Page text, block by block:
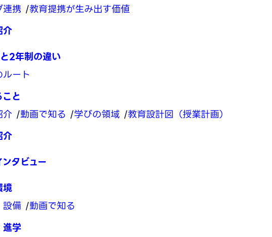
連携 教育提携が生み出す価値
介
2年制の違い
ート
と
介 動画で知る 学びの領域 教育設計図（授業計画）
介
タビュー
境
設備 動画で知る
進学